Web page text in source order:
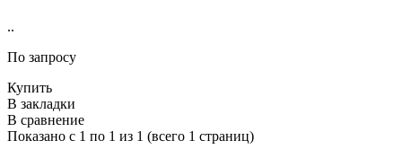
..
По запросу
Купить
В закладки
В сравнение
Показано с 1 по 1 из 1 (всего 1 страниц)